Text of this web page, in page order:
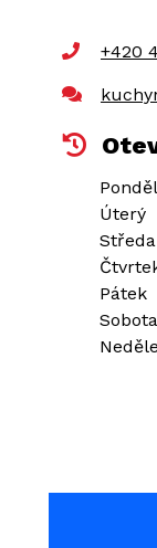
+420
Úterý
Středa
Pátek
Sobota
Neděle